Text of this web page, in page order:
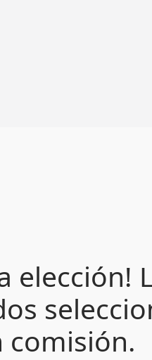
elección!
comisión.